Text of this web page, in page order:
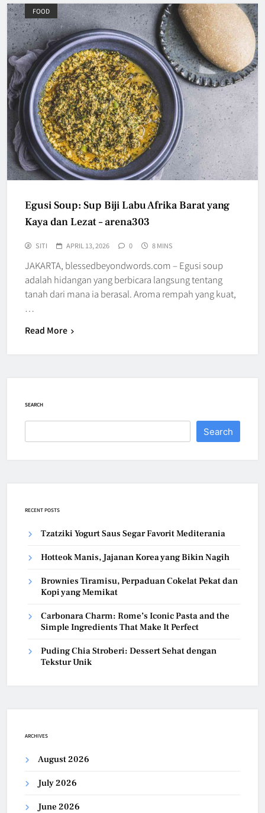
FOOD
Egusi Soup: Sup Biji Labu Afrika Barat yang
Kaya dan Lezat – arena303
SITI APRIL 13, 2026 0 8 MINS
JAKARTA, blessedbeyondwords.com – Egusi soup
adalah hidangan yang berbicara langsung tentang
tanah dari mana ia berasal. Aroma rempah yang kuat,
…
Read More
SEARCH
Search
RECENT POSTS
Tzatziki Yogurt Saus Segar Favorit Mediterania
Hotteok Manis, Jajanan Korea yang Bikin Nagih
Brownies Tiramisu, Perpaduan Cokelat Pekat dan
Kopi yang Memikat
Carbonara Charm: Rome’s Iconic Pasta and the
Simple Ingredients That Make It Perfect
Puding Chia Stroberi: Dessert Sehat dengan
Tekstur Unik
ARCHIVES
August 2026
July 2026
June 2026